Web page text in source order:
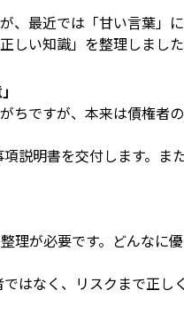
最近では「甘い言葉」
しい知識」を整理しました
ちですが、本来は債権者
説明書を交付します。
が必要です。どんなに
はなく、リスクまで正し